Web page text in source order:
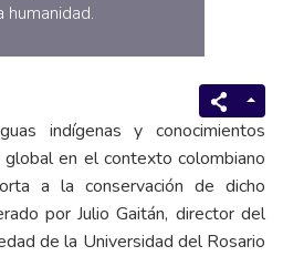
humanidad.
indígenas y conocimientos
en el contexto colombiano
a la conservación de dicho
por Julio Gaitán, director del
de la Universidad del Rosario